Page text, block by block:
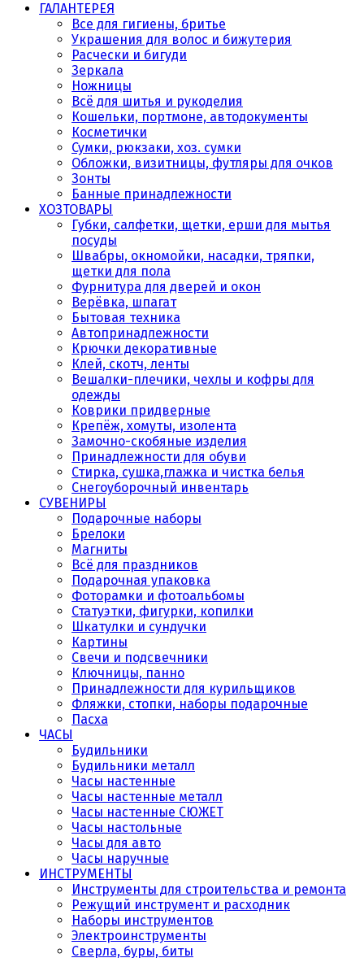
ГАЛАНТЕРЕЯ
Все для гигиены, бритье
Украшения для волос и бижутерия
Расчески и бигуди
Зеркала
Ножницы
Всё для шитья и рукоделия
Кошельки, портмоне, автодокументы
Косметички
Сумки, рюкзаки, хоз. сумки
Обложки, визитницы, футляры для очков
Зонты
Банные принадлежности
ХОЗТОВАРЫ
Губки, салфетки, щетки, ерши для мытья
посуды
Швабры, окномойки, насадки, тряпки,
щетки для пола
Фурнитура для дверей и окон
Верёвка, шпагат
Бытовая техника
Автопринадлежности
Крючки декоративные
Клей, скотч, ленты
Вешалки-плечики, чехлы и кофры для
одежды
Коврики придверные
Крепёж, хомуты, изолента
Замочно-скобяные изделия
Принадлежности для обуви
Стирка, сушка,глажка и чистка белья
Снегоуборочный инвентарь
СУВЕНИРЫ
Подарочные наборы
Брелоки
Магниты
Всё для праздников
Подарочная упаковка
Фоторамки и фотоальбомы
Статуэтки, фигурки, копилки
Шкатулки и сундучки
Картины
Свечи и подсвечники
Ключницы, панно
Принадлежности для курильщиков
Фляжки, стопки, наборы подарочные
Пасха
ЧАСЫ
Будильники
Будильники металл
Часы настенные
Часы настенные металл
Часы настенные СЮЖЕТ
Часы настольные
Часы для авто
Часы наручные
ИНСТРУМЕНТЫ
Инструменты для строительства и ремонта
Режущий инструмент и расходник
Наборы инструментов
Электроинструменты
Сверла, буры, биты